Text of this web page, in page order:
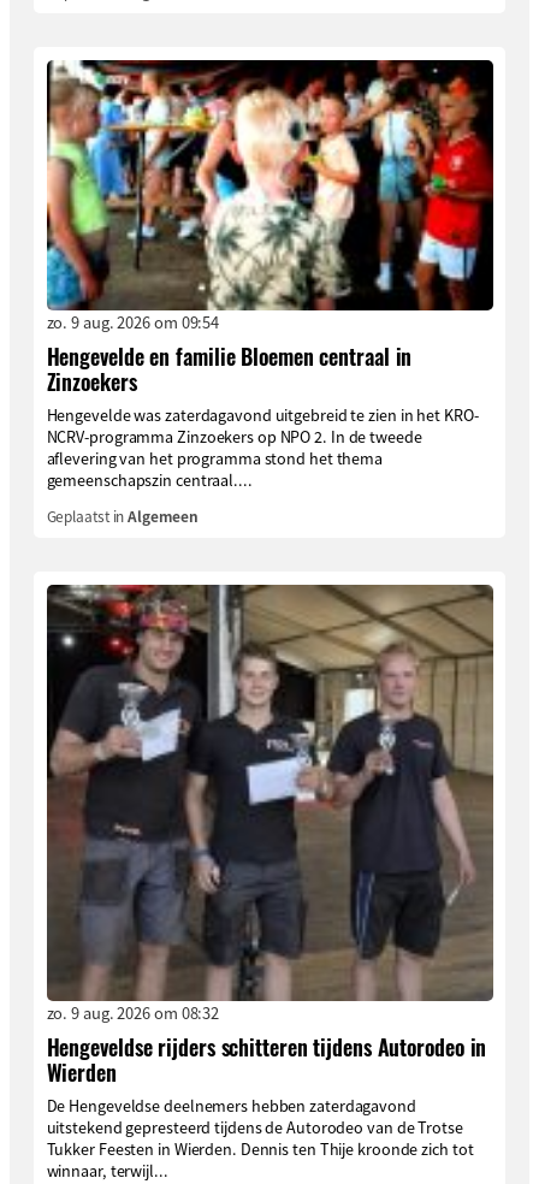
zo. 9 aug. 2026 om 09:54
Hengevelde en familie Bloemen centraal in
Zinzoekers
Hengevelde was zaterdagavond uitgebreid te zien in het KRO-
NCRV-programma Zinzoekers op NPO 2. In de tweede
aflevering van het programma stond het thema
gemeenschapszin centraal....
Geplaatst inAlgemeen
zo. 9 aug. 2026 om 08:32
Hengeveldse rijders schitteren tijdens Autorodeo in
Wierden
De Hengeveldse deelnemers hebben zaterdagavond
uitstekend gepresteerd tijdens de Autorodeo van de Trotse
Tukker Feesten in Wierden. Dennis ten Thije kroonde zich tot
winnaar, terwijl...